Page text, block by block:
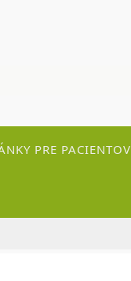
PRE PACIENTOV